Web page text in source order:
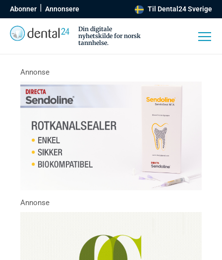
Abonner Annonsere Til Dental24 Sverige
Din digitale
nyhetskilde for norsk
tannhelse.